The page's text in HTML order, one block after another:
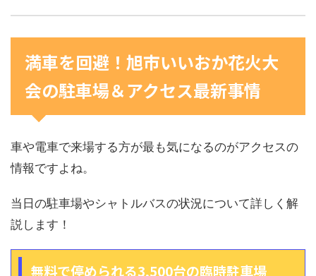
満車を回避！旭市いいおか花火大
会の駐車場＆アクセス最新事情
車や電車で来場する方が最も気になるのがアクセスの
情報ですよね。
当日の駐車場やシャトルバスの状況について詳しく解
説します！
無料で停められる3,500台の臨時駐車場